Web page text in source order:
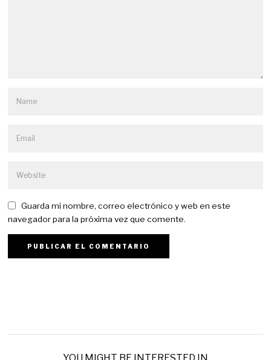
Guarda mi nombre, correo electrónico y web en este
navegador para la próxima vez que comente.
YOU MIGHT BE INTERESTED IN